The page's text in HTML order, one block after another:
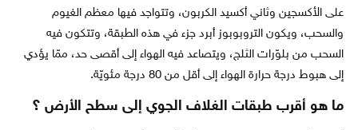
على الأكسجين وثاني أكسيد الكربون، وتتواجد فيها معظم الغيوم
والسحب، ويكون التروبوبوز أبرد جزء في هذه الطبقة، وتتكون فيه
السحب من بلوّرات الثلج، ويتصاعد فيه الهواء إلى أقصى حد، ممّا يؤدي
إلى هبوط درجة حرارة الهواء إلى أقل من 80 درجة مئويّة.
ما هو أقرب طبقات الغلاف الجوي إلى سطح الأرض ؟